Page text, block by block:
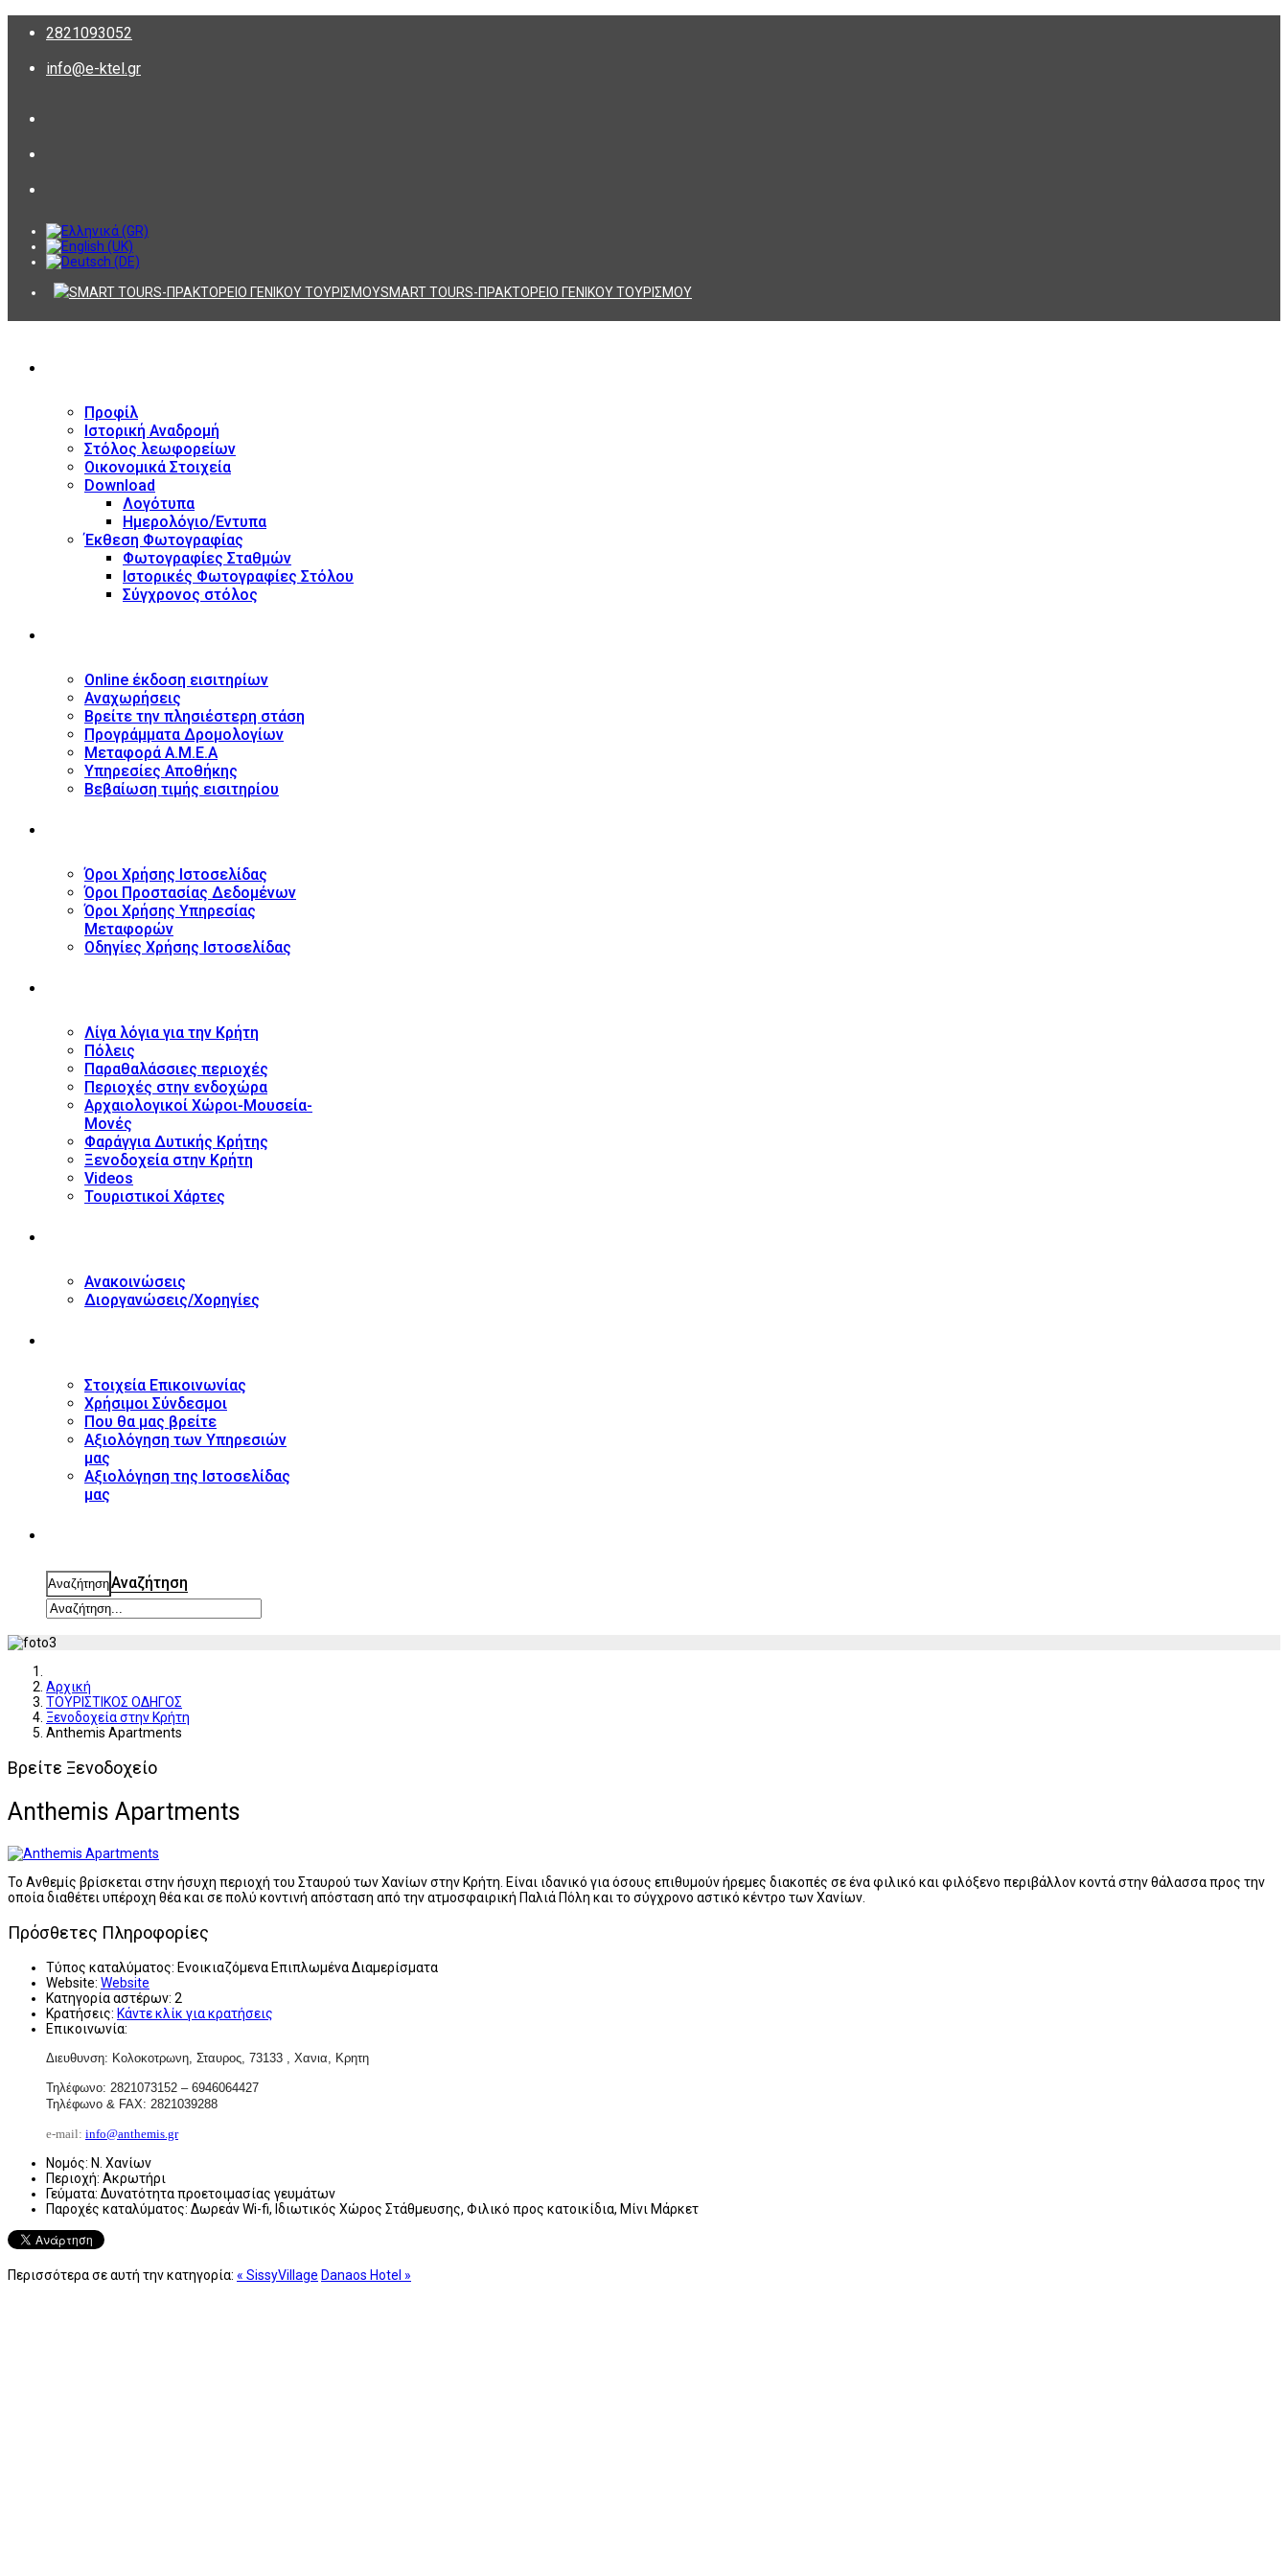
2821093052
info@e-ktel.gr
SMART TOURS-ΠΡΑΚΤΟΡΕΙΟ ΓΕΝΙΚΟΥ ΤΟΥΡΙΣΜΟΥ
Προφίλ
Ιστορική Αναδρομή
Στόλος λεωφορείων
Οικονομικά Στοιχεία
Download
Λογότυπα
Ημερολόγιο/Έντυπα
Έκθεση Φωτογραφίας
Φωτογραφίες Σταθμών
Ιστορικές Φωτογραφίες Στόλου
Σύγχρονος στόλος
Online έκδοση εισιτηρίων
Αναχωρήσεις
Βρείτε την πλησιέστερη στάση
Προγράμματα Δρομολογίων
Μεταφορά Α.Μ.Ε.Α
Υπηρεσίες Αποθήκης
Βεβαίωση τιμής εισιτηρίου
Όροι Χρήσης Ιστοσελίδας
Όροι Προστασίας Δεδομένων
Όροι Χρήσης Υπηρεσίας
Μεταφορών
Οδηγίες Χρήσης Ιστοσελίδας
Λίγα λόγια για την Κρήτη
Πόλεις
Παραθαλάσσιες περιοχές
Περιοχές στην ενδοχώρα
Αρχαιολογικοί Χώροι-Μουσεία-
Μονές
Φαράγγια Δυτικής Κρήτης
Ξενοδοχεία στην Κρήτη
Videos
Τουριστικοί Χάρτες
Ανακοινώσεις
Διοργανώσεις/Χορηγίες
Στοιχεία Επικοινωνίας
Χρήσιμοι Σύνδεσμοι
Που θα μας βρείτε
Αξιολόγηση των Υπηρεσιών
μας
Αξιολόγηση της Ιστοσελίδας
μας
ΑναζήτησηΑναζήτηση
Αρχική
ΤΟΥΡΙΣΤΙΚΟΣ ΟΔΗΓΟΣ
Ξενοδοχεία στην Κρήτη
Anthemis Apartments
Βρείτε Ξενοδοχείο
Anthemis Apartments
Το Ανθεμίς βρίσκεται στην ήσυχη περιοχή του Σταυρού των Χανίων στην Κρήτη. Είναι ιδανικό για όσους επιθυμούν ήρεμες διακοπές σε ένα φιλικό και φιλόξενο περιβάλλον κοντά στην θάλασσα προς την
οποία διαθέτει υπέροχη θέα και σε πολύ κοντινή απόσταση από την ατμοσφαιρική Παλιά Πόλη και το σύγχρονο αστικό κέντρο των Χανίων.
Πρόσθετες Πληροφορίες
Τύπος καταλύματος: Ενοικιαζόμενα Επιπλωμένα Διαμερίσματα
Website: Website
Κατηγορία αστέρων: 2
Κρατήσεις: Κάντε κλίκ για κρατήσεις
Επικοινωνία:
Διευθυνση: Κολοκοτρωνη, Σταυρος, 73133 , Χανια, Κρητη
Τηλέφωνο: 2821073152 – 6946064427
Τηλέφωνο & FAX: 2821039288
e-mail: info@anthemis.gr
Νομός: Ν. Χανίων
Περιοχή: Ακρωτήρι
Γεύματα: Δυνατότητα προετοιμασίας γευμάτων
Παροχές καταλύματος: Δωρεάν Wi-fi, Ιδιωτικός Χώρος Στάθμευσης, Φιλικό προς κατοικίδια, Μίνι Μάρκετ
Περισσότερα σε αυτή την κατηγορία: « SissyVillage Danaos Hotel »